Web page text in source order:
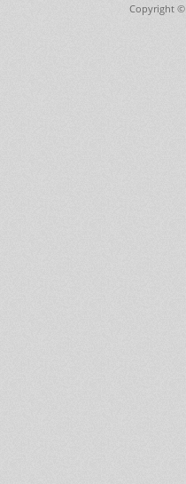
Copyright ©